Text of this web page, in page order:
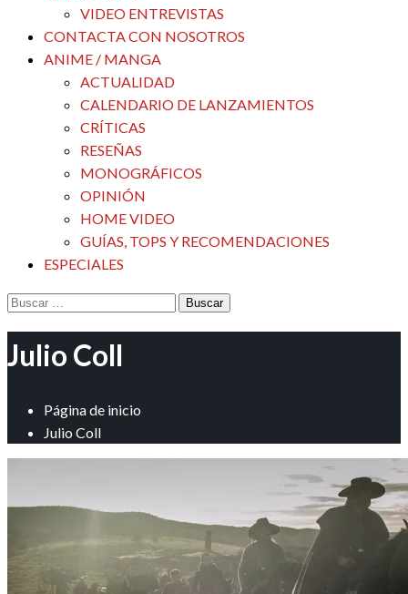
VIDEO ENTREVISTAS
CONTACTA CON NOSOTROS
ANIME / MANGA
ACTUALIDAD
CALENDARIO DE LANZAMIENTOS
CRÍTICAS
RESEÑAS
MONOGRÁFICOS
OPINIÓN
HOME VIDEO
GUÍAS, TOPS Y RECOMENDACIONES
ESPECIALES
Buscar:
Julio Coll
Página de inicio
Julio Coll